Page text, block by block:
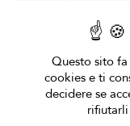
La vivace vita
Bentota prendono
freschi nei
tradizionale dello
ammirando il
avventura ed
Questo sito fa
cookies e ti
decidere se
rifiutarli